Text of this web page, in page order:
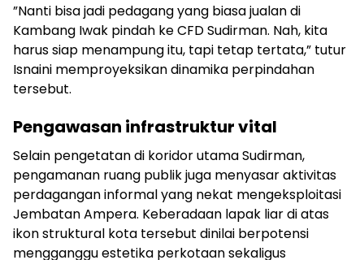
”Nanti bisa jadi pedagang yang biasa jualan di
Kambang Iwak pindah ke CFD Sudirman. Nah, kita
harus siap menampung itu, tapi tetap tertata,” tutur
Isnaini memproyeksikan dinamika perpindahan
tersebut.
Pengawasan infrastruktur vital
Selain pengetatan di koridor utama Sudirman,
pengamanan ruang publik juga menyasar aktivitas
perdagangan informal yang nekat mengeksploitasi
Jembatan Ampera. Keberadaan lapak liar di atas
ikon struktural kota tersebut dinilai berpotensi
mengganggu estetika perkotaan sekaligus